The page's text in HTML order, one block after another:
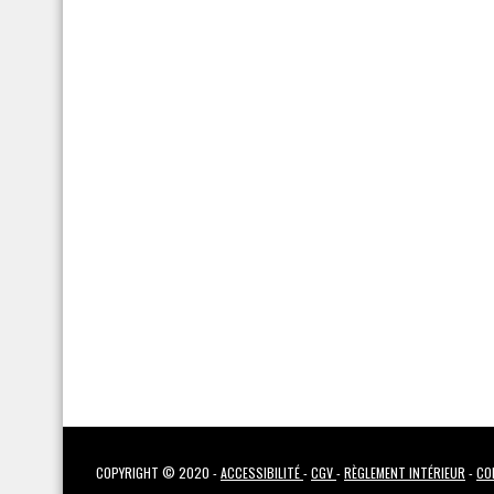
COPYRIGHT © 2020 -ACCESSIBILITÉ-CGV-RÈGLEMENT INTÉRIEUR -